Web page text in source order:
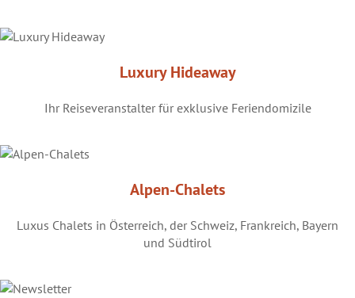
Luxury Hideaway
Ihr Reiseveranstalter für exklusive Feriendomizile
Alpen-Chalets
Luxus Chalets in Österreich, der Schweiz, Frankreich, Bayern
und Südtirol